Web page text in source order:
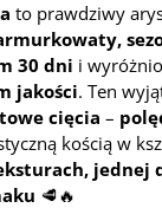
to prawdziwy
30 dni i
jakości. Ten
cięcia –
kością w
jednej
🥩🔥